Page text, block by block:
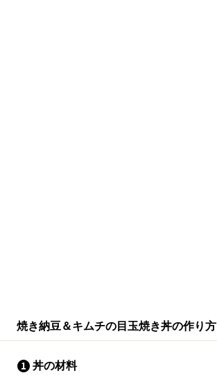
焼き納豆＆キムチの目玉焼き丼の作り方
丼の材料